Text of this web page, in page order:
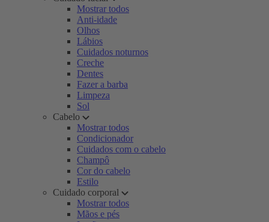
Mostrar todos
Anti-idade
Olhos
Lábios
Cuidados noturnos
Creche
Dentes
Fazer a barba
Limpeza
Sol
Cabelo
Mostrar todos
Condicionador
Cuidados com o cabelo
Champô
Cor do cabelo
Estilo
Cuidado corporal
Mostrar todos
Mãos e pés